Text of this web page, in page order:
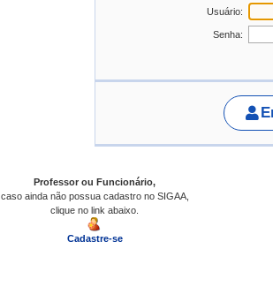
Usuário:
Senha:
Professor ou Funcionário,
caso ainda não possua cadastro no SIGAA,
clique no link abaixo.
Cadastre-se